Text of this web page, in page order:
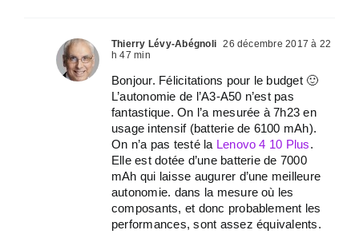
Thierry Lévy-Abégnoli 26 décembre 2017 à 22
h 47 min
Bonjour. Félicitations pour le budget 🙂
L’autonomie de l’A3-A50 n’est pas
fantastique. On l’a mesurée à 7h23 en
usage intensif (batterie de 6100 mAh).
On n’a pas testé la Lenovo 4 10 Plus.
Elle est dotée d’une batterie de 7000
mAh qui laisse augurer d’une meilleure
autonomie. dans la mesure où les
composants, et donc probablement les
performances, sont assez équivalents.